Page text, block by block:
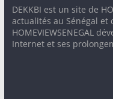
DEKKBI est un site de
actualités au Sénégal et
HOMEVIEWSENEGAL
Internet et ses